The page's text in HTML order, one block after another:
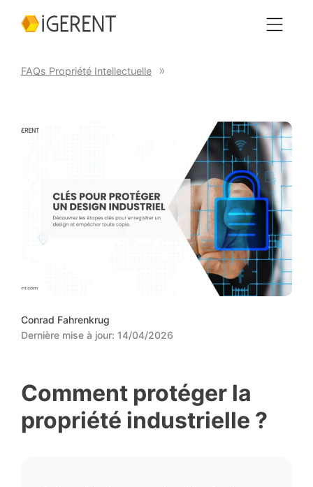
FAQs Propriété Intellectuelle
Conrad Fahrenkrug
Dernière mise à jour: 14/04/2026
Comment protéger la
propriété industrielle ?